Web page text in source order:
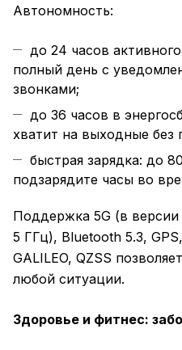
Автономность:
до 24 часов
полный день с
звонками;
до 36 часов в
хватит на выходные без
быстрая зарядка: до
подзарядите часы во
Поддержка 5G (в версии
5 ГГц), Bluetooth 5.3,
GALILEO, QZSS
любой ситуации.
Здоровье и фитнес: